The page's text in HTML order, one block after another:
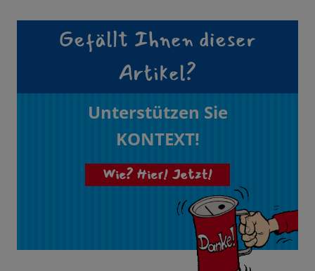
Gefällt Ihnen dieser
Artikel?
Unterstützen Sie
KONTEXT!
Wie? Hier! Jetzt!